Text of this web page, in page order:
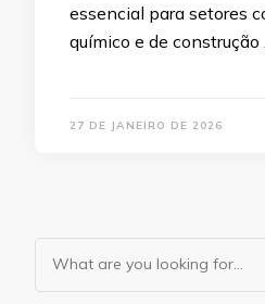
essencial para setores
químico e de construção …
27 DE JANEIRO DE 2026
Looking
for